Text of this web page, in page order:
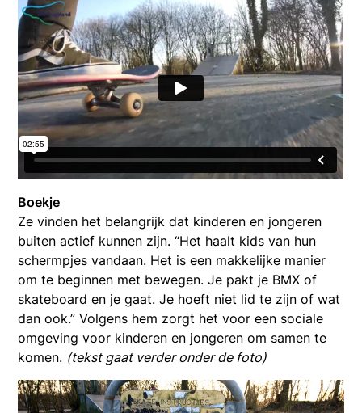
Boekje
Ze vinden het belangrijk dat kinderen en jongeren
buiten actief kunnen zijn. “Het haalt kids van hun
schermpjes vandaan. Het is een makkelijke manier
om te beginnen met bewegen. Je pakt je BMX of
skateboard en je gaat. Je hoeft niet lid te zijn of wat
dan ook.” Volgens hem zorgt het voor een sociale
omgeving voor kinderen en jongeren om samen te
komen. (tekst gaat verder onder de foto)